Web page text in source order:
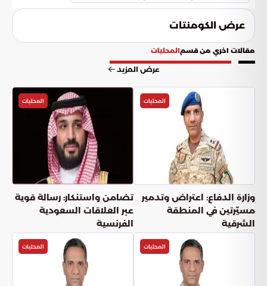
البشري.
عرض الكومنتات
مقالات اخري من قسمالمحليات
عرض المزيد
المحليات
وزارة الدفاع: اعتراض وتدمير
مسيّرتين في المنطقة
الشرقية
المحليات
تضامن واستنكار: رسالة قوية
عبر العلاقات السعودية
الفرنسية
المحليات المحليات